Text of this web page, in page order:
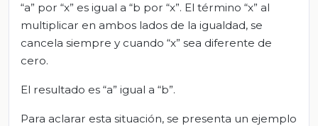
“a” por “x” es igual a “b por “x”. El término “x” al
multiplicar en ambos lados de la igualdad, se
cancela siempre y cuando “x” sea diferente de
cero.
El resultado es “a” igual a “b”.
Para aclarar esta situación, se presenta un ejemplo